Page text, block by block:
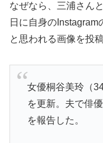
なぜなら、三浦さん
日に自身のInstagram
と思われる画像を投
女優桐谷美玲（
を更新。夫で俳
を報告した。